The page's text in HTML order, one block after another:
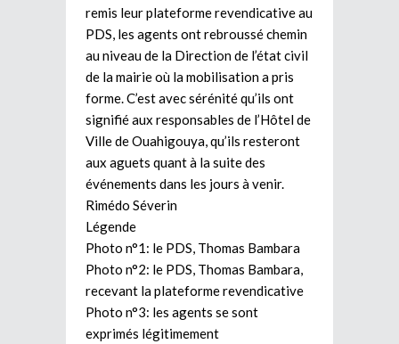
remis leur plateforme revendicative au
PDS, les agents ont rebroussé chemin
au niveau de la Direction de l’état civil
de la mairie où la mobilisation a pris
forme. C’est avec sérénité qu’ils ont
signifié aux responsables de l’Hôtel de
Ville de Ouahigouya, qu’ils resteront
aux aguets quant à la suite des
événements dans les jours à venir.
Rimédo Séverin
Légende
Photo n°1: le PDS, Thomas Bambara
Photo n°2: le PDS, Thomas Bambara,
recevant la plateforme revendicative
Photo n°3: les agents se sont
exprimés légitimement